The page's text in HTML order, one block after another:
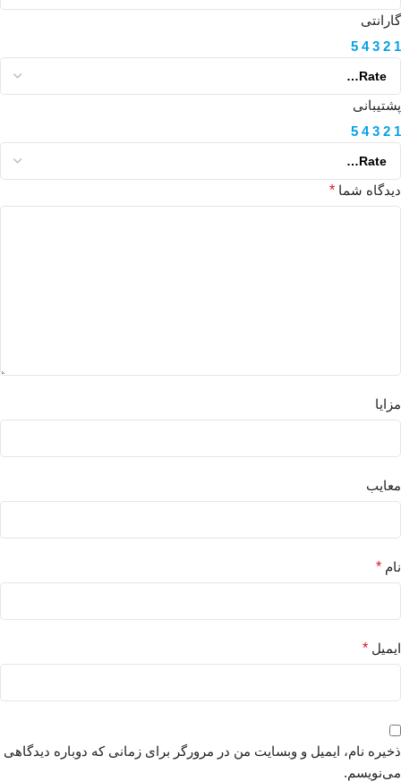
گارانتی
1
2
3
4
5
پشتیبانی
1
2
3
4
5
دیدگاه شما *
مزایا
معایب
نام *
ایمیل *
ذخیره نام، ایمیل و وبسایت من در مرورگر برای زمانی که دوباره دیدگاهی
می‌نویسم.